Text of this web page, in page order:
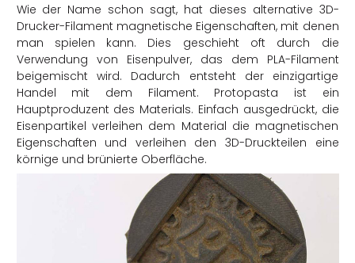
Wie der Name schon sagt, hat dieses alternative 3D-
Drucker-Filament magnetische Eigenschaften, mit denen
man spielen kann. Dies geschieht oft durch die
Verwendung von Eisenpulver, das dem PLA-Filament
beigemischt wird. Dadurch entsteht der einzigartige
Handel mit dem Filament. Protopasta ist ein
Hauptproduzent des Materials. Einfach ausgedrückt, die
Eisenpartikel verleihen dem Material die magnetischen
Eigenschaften und verleihen den 3D-Druckteilen eine
körnige und brünierte Oberfläche.